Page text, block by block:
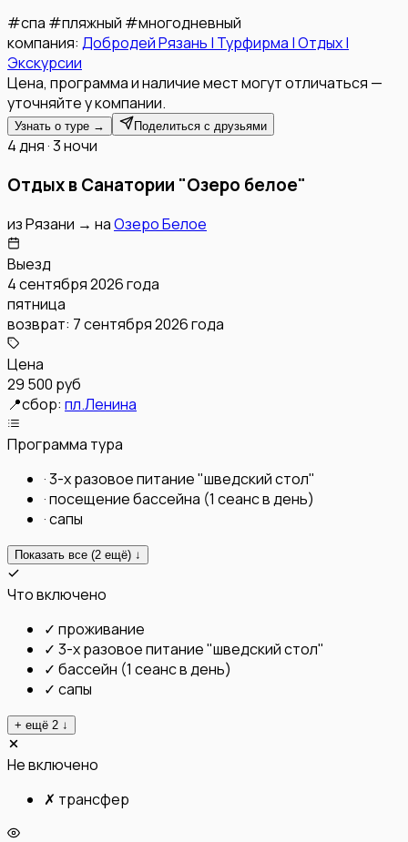
#спа #пляжный #многодневный
компания: Добродей Рязань | Турфирма | Отдых |
Экскурсии
Цена, программа и наличие мест могут отличаться —
уточняйте у компании.
Узнать о туре → Поделиться с друзьями
4 дня · 3 ночи
Отдых в Санатории "Озеро белое"
изРязани → наОзеро Белое
Выезд
4 сентября 2026 года
пятница
возврат: 7 сентября 2026 года
Цена
29 500 руб
📍сбор: пл.Ленина
Программа тура
·3-х разовое питание "шведский стол"
·посещение бассейна (1 сеанс в день)
·сапы
Показать все (2 ещё) ↓
Что включено
✓ проживание
✓ 3-х разовое питание "шведский стол"
✓ бассейн (1 сеанс в день)
✓ сапы
+ ещё 2 ↓
Не включено
✗ трансфер